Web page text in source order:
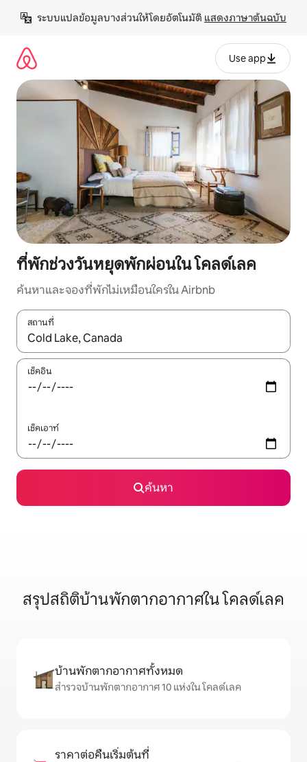
เนื้อหา
ระบบแปลข้อมูลบางส่วนให้โดยอัตโนมัติ แสดงภาษาต้นฉบับ
Use app
ที่พักช่วงวันหยุดพักผ่อนใน โคลด์เลค
ค้นหาและจองที่พักไม่เหมือนใครใน Airbnb
สถานที่
ใช้ลูกศรขึ้นลง หรือใช้การสัมผัสหรือปัด เพื่อสำรวจผลการค้นหา
เช็คอิน
เช็คเอาท์
ค้นหา
สรุปสถิติบ้านพักตากอากาศใน โคลด์เลค
บ้านพักตากอากาศทั้งหมด
สำรวจบ้านพักตากอากาศ 10 แห่งใน โคลด์เลค
ราคาต่อคืนเริ่มต้นที่